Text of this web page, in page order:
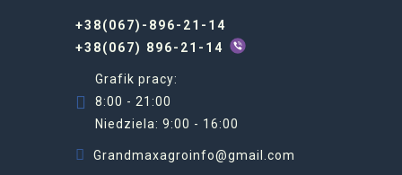
+38(067)-896-21-14
+38(067) 896-21-14
Grafik pracy:
8:00 - 21:00
Niedziela: 9:00 - 16:00
Grandmaxagroinfo@gmail.com